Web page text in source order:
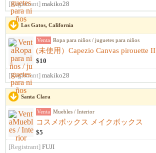
[Registrant] makiko28
Los Gatos, California
Venta Ropa para niños / juguetes para niños
(未使用）Capezio Canvas pirouette II
$10
[Registrant] makiko28
Santa Clara
Venta Muebles / Interior
コスメボックス メイクボックス
$5
[Registrant] FUJI